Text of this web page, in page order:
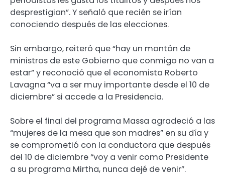
desprestigian”. Y señaló que recién se irían
conociendo después de las elecciones.
Sin embargo, reiteró que “hay un montón de
ministros de este Gobierno que conmigo no van a
estar” y reconoció que el economista Roberto
Lavagna “va a ser muy importante desde el 10 de
diciembre” si accede a la Presidencia.
Sobre el final del programa Massa agradeció a las
“mujeres de la mesa que son madres” en su día y
se comprometió con la conductora que después
del 10 de diciembre “voy a venir como Presidente
a su programa Mirtha, nunca dejé de venir”.